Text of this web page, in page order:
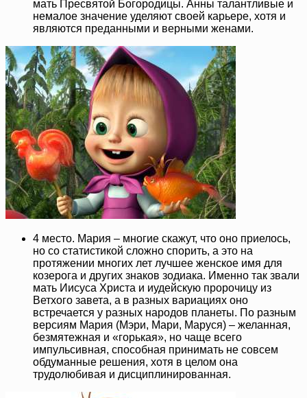
мать Пресвятой Богородицы. Анны талантливые и
немалое значение уделяют своей карьере, хотя и
являются преданными и верными женами.
4 место. Мария – многие скажут, что оно приелось,
но со статистикой сложно спорить, а это на
протяжении многих лет лучшее женское имя для
козерога и других знаков зодиака. Именно так звали
мать Иисуса Христа и иудейскую пророчицу из
Ветхого завета, а в разных вариациях оно
встречается у разных народов планеты. По разным
версиям Мария (Мэри, Мари, Маруся) – желанная,
безмятежная и «горькая», но чаще всего
импульсивная, способная принимать не совсем
обдуманные решения, хотя в целом она
трудолюбивая и дисциплинированная.